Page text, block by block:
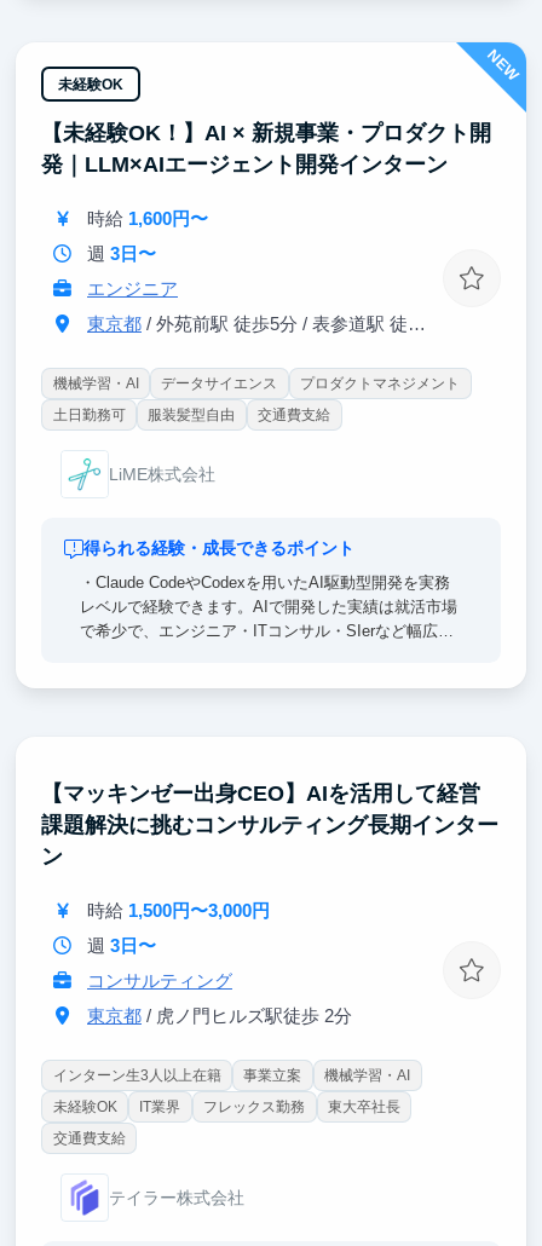
Linear、Greptileなど、Agenticな開発環境を0から構築
していく経験
4. 少人数チームでのスタートアップの働き方と、グロ
ーバルプロダクトの開発プロセスを肌で感じられる
NEW
未経験OK
【未経験OK！】AI × 新規事業・プロダクト開
発｜LLM×AIエージェント開発インターン
時給 1,600円〜
週 3日〜
エンジニア
東京都/ 外苑前駅 徒歩5分 / 表参道駅 徒歩8分 / 青山一丁目駅
機械学習・AI データサイエンス
プロダクトマネジメント
土日勤務可
服装髪型自由 交通費支給
LiME株式会社
得られる経験・成長できるポイント
・Claude CodeやCodexを用いたAI駆動型開発を実務
レベルで経験できます。AIで開発した実績は就活市場
で希少で、エンジニア・ITコンサル・SIerなど幅広い
・経営幹部陣と直接議論しながらプロジェクトを動か
の意思決定プロセスを間近で体感でき、将来の起業・
戦略職を目指す方にも特に価値の高い環境です。
【マッキンゼー出身CEO】AIを活用して経営
課題解決に挑むコンサルティング長期インター
ン
時給 1,500円〜3,000円
週 3日〜
コンサルティング
東京都/ 虎ノ門ヒルズ駅徒歩 2分
インターン生3人以上在籍 事業立案
機械学習・AI
未経験OK
IT業界 フレックス勤務
東大卒社長
交通費支給
テイラー株式会社